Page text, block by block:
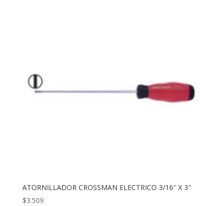
ATORNILLADOR CROSSMAN ELECTRICO 3/16″ X 3″
$3.509